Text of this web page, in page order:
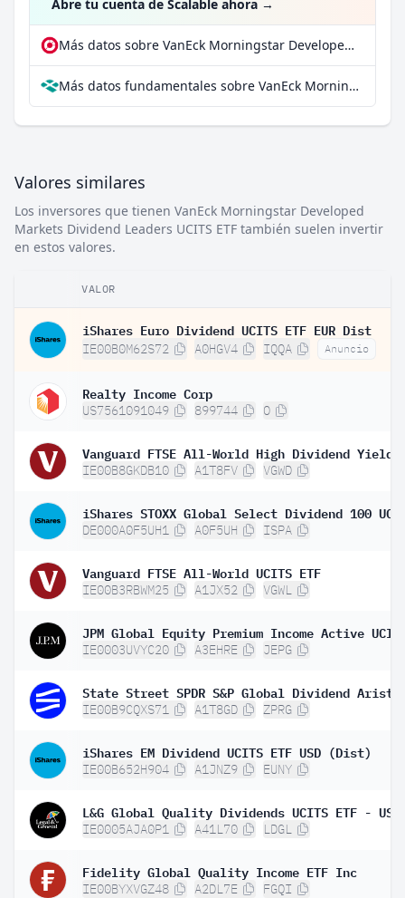
Abre tu cuenta de Scalable ahora →
Más datos sobre VanEck Morningstar Developed Markets Dividend Leaders UCITS ETF en extraETF
Más datos fundamentales sobre VanEck Morningstar Developed Markets Dividend Leaders UCITS ETF en Parqet
Valores similares
Los inversores que tienen VanEck Morningstar Developed
Markets Dividend Leaders UCITS ETF también suelen invertir
en estos valores.
VALOR
iShares Euro Dividend UCITS ETF EUR Dist
IE00B0M62S72 A0HGV4 IQQA Anuncio
Realty Income Corp
US7561091049 899744 O
IE00B8GKDB10 A1T8FV VGWD
DE000A0F5UH1 A0F5UH ISPA
Vanguard FTSE All-World UCITS ETF
IE00B3RBWM25 A1JX52 VGWL
IE0003UVYC20 A3EHRE JEPG
IE00B9CQXS71 A1T8GD ZPRG
iShares EM Dividend UCITS ETF USD (Dist)
IE00B652H904 A1JNZ9 EUNY
IE0005AJA0P1 A41L70 LDGL
Fidelity Global Quality Income ETF Inc
IE00BYXVGZ48 A2DL7E FGQI